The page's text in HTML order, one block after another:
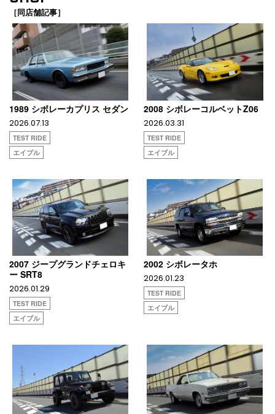
［同店舗記事］
1989 シボレーカプリス セダン
2026.07.13
TEST RIDE
エイブル
2008 シボレーコルベットZ06
2026.03.31
TEST RIDE
エイブル
2007 ジープグランドチェロキ
ー SRT8
2026.01.29
TEST RIDE
エイブル
2002 シボレータホ
2026.01.23
TEST RIDE
エイブル